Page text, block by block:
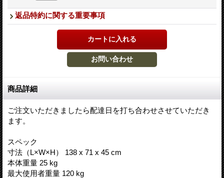
返品特約に関する重要事項
商品詳細
ご注文いただきましたら配達日を打ち合わせさせていただき
ます。
スペック
寸法（L×W×H） 138 x 71 x 45 cm
本体重量 25 kg
最大使用者重量 120 kg